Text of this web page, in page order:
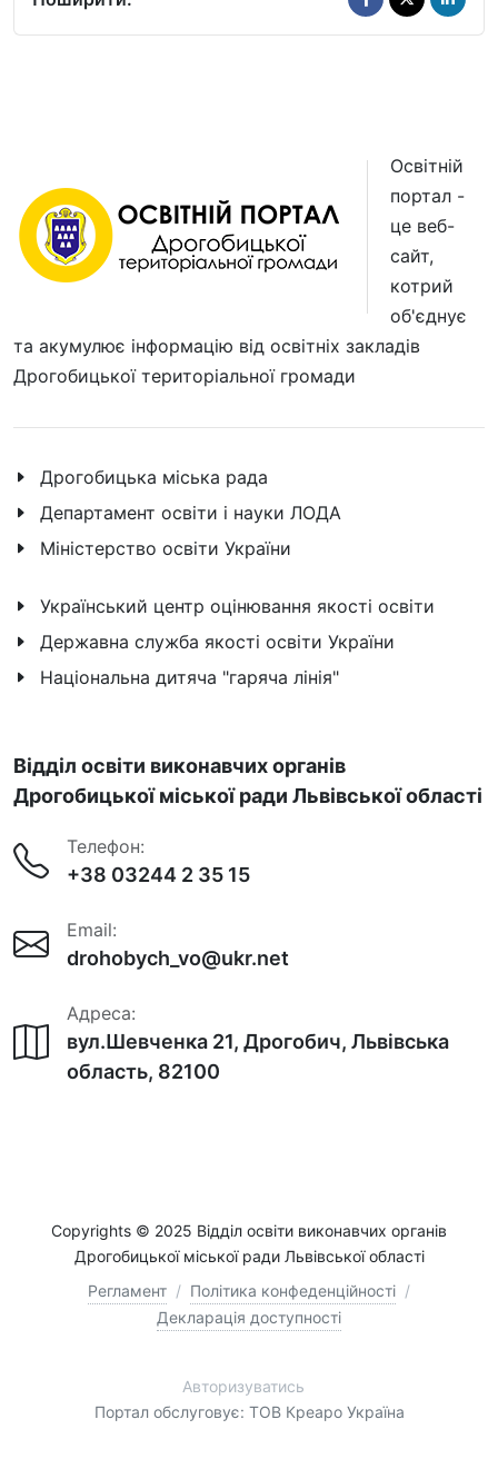
Освітній
портал -
це веб-
сайт,
котрий
об'єднує
та акумулює інформацію від освітніх закладів
Дрогобицької територіальної громади
Дрогобицька міська рада
Департамент освіти і науки ЛОДА
Міністерство освіти України
Український центр оцінювання якості освіти
Державна служба якості освіти України
Національна дитяча "гаряча лінія"
Відділ освіти виконавчих органів
Дрогобицької міської ради Львівської області
Телефон:
+38 03244 2 35 15
Email:
drohobych_vo@ukr.net
Адреса:
вул.Шевченка 21, Дрогобич, Львівська
область, 82100
Copyrights © 2025 Відділ освіти виконавчих органів
Дрогобицької міської ради Львівської області
Регламент / Політика конфеденційності /
Декларація доступності
Авторизуватись
Портал обслуговує: ТОВ Креаро Україна